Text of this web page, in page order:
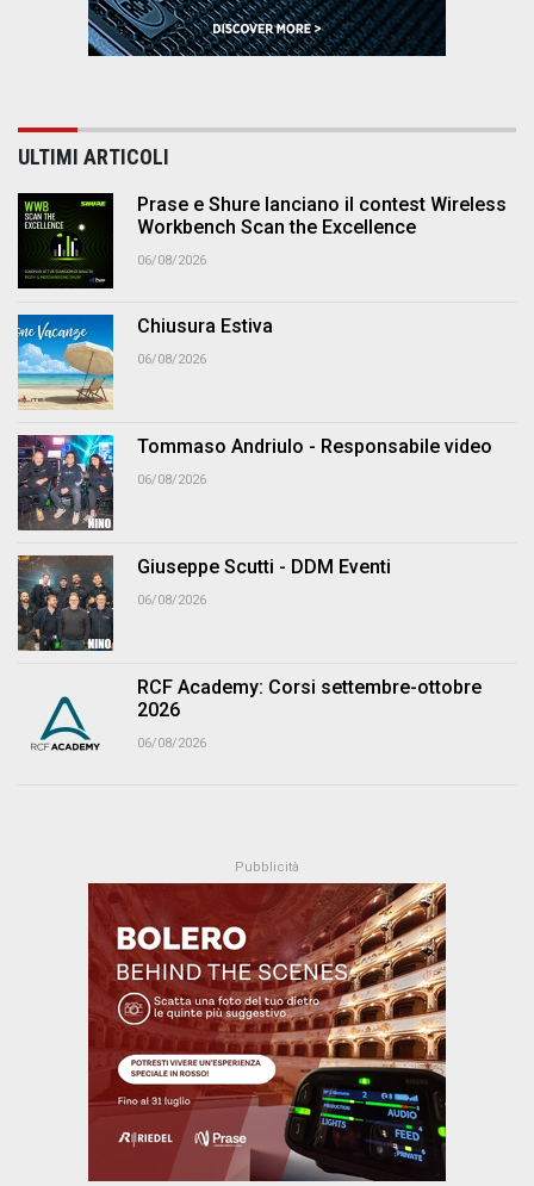
ULTIMI ARTICOLI
Prase e Shure lanciano il contest Wireless
Workbench Scan the Excellence
06/08/2026
Chiusura Estiva
06/08/2026
Tommaso Andriulo - Responsabile video
06/08/2026
Giuseppe Scutti - DDM Eventi
06/08/2026
RCF Academy: Corsi settembre-ottobre
2026
06/08/2026